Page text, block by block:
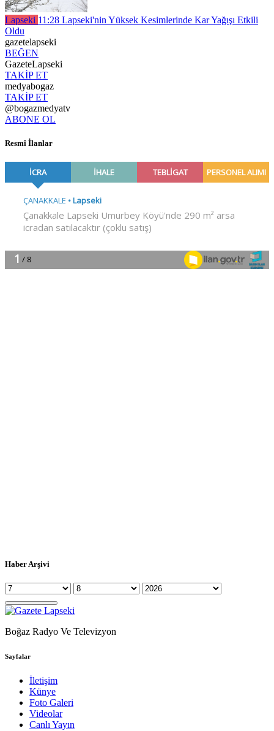
Lapseki 11:28 Lapseki'nin Yüksek Kesimlerinde Kar Yağışı Etkili
Oldu
gazetelapseki
BEĞEN
GazeteLapseki
TAKİP ET
medyabogaz
TAKİP ET
@bogazmedyatv
ABONE OL
Resmî İlanlar
Haber Arşivi
Boğaz Radyo Ve Televizyon
Sayfalar
İletişim
Künye
Foto Galeri
Videolar
Canlı Yayın